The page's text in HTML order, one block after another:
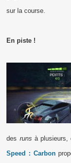
sur la course.
En piste !
des runs à plusieurs,
Speed : Carbon